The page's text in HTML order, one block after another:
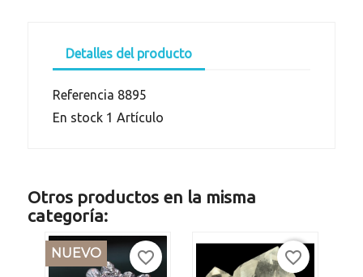
Detalles del producto
Referencia 8895
En stock 1 Artículo
Otros productos en la misma
categoría:
NUEVO favorite_border favorite_border